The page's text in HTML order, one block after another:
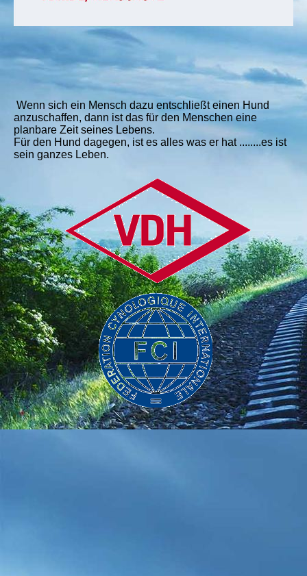
Wenn sich ein Mensch dazu entschließt einen Hund
anzuschaffen, dann ist das für den Menschen eine
planbare Zeit seines Lebens.
Für den Hund dagegen, ist es alles was er hat ........es ist
sein ganzes Leben.